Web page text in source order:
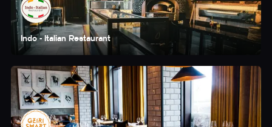
Indo - Italian Restaurant